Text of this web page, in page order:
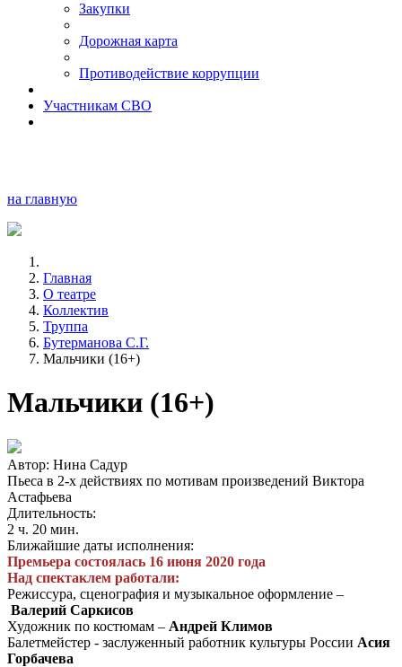
Закупки
Дорожная карта
Противодействие коррупции
Участникам СВО
на главную
Главная
О театре
Коллектив
Труппа
Бутерманова С.Г.
Мальчики (16+)
Мальчики (16+)
Автор: Нина Садур
Пьеса в 2-х действиях по мотивам произведений Виктора
Астафьева
Длительность:
2 ч. 20 мин.
Ближайшие даты исполнения:
Премьера состоялась 16 июня 2020 года
Над спектаклем работали:
Режиссура, сценография и музыкальное оформление –
Валерий Саркисов
Художник по костюмам – Андрей Климов
Балетмейстер - заслуженный работник культуры России Асия
Горбачева